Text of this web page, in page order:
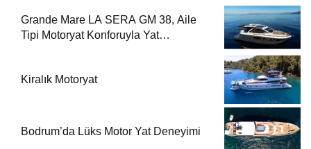
Grande Mare LA SERA GM 38, Aile
Tipi Motoryat Konforuyla Yat
Kiralık Motoryat
Bodrum’da Lüks Motor Yat Deneyimi